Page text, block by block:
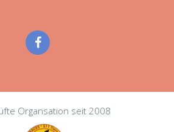
Organsation seit 2008